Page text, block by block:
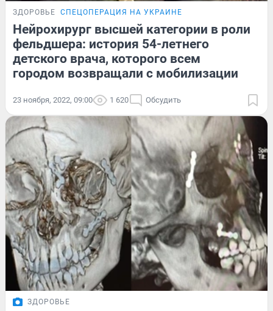
ЗДОРОВЬЕ СПЕЦОПЕРАЦИЯ НА УКРАИНЕ
Нейрохирург высшей категории в роли
фельдшера: история 54-летнего
детского врача, которого всем
городом возвращали с мобилизации
23 ноября, 2022, 09:00 1 620 Обсудить
ЗДОРОВЬЕ